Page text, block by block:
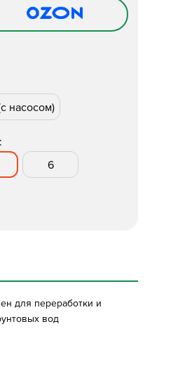
насосом)
6
для переработки и
вод